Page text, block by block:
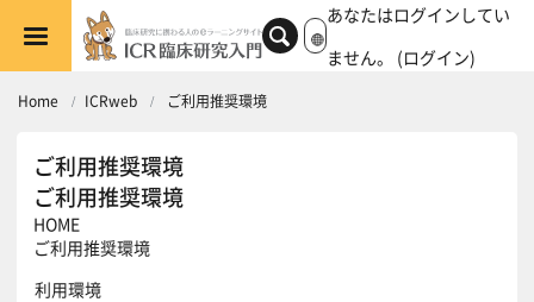
メインコンテンツへスキップする
あなたはログインしてい
ません。 (ログイン)
Home ICRweb ご利用推奨環境
ご利用推奨環境
ご利用推奨環境
HOME
ご利用推奨環境
利用環境